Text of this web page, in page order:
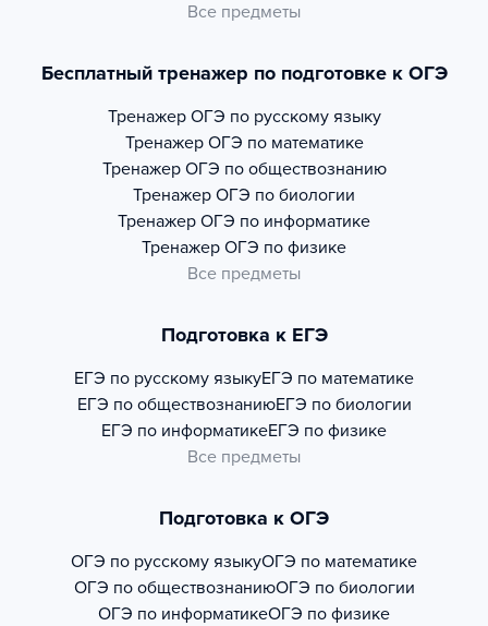
Все предметы
Бесплатный тренажер по подготовке к ОГЭ
Тренажер ОГЭ по русскому языку
Тренажер ОГЭ по математике
Тренажер ОГЭ по обществознанию
Тренажер ОГЭ по биологии
Тренажер ОГЭ по информатике
Тренажер ОГЭ по физике
Все предметы
Подготовка к ЕГЭ
ЕГЭ по русскому языкуЕГЭ по математике
ЕГЭ по обществознаниюЕГЭ по биологии
ЕГЭ по информатикеЕГЭ по физике
Все предметы
Подготовка к ОГЭ
ОГЭ по русскому языкуОГЭ по математике
ОГЭ по обществознаниюОГЭ по биологии
ОГЭ по информатикеОГЭ по физике